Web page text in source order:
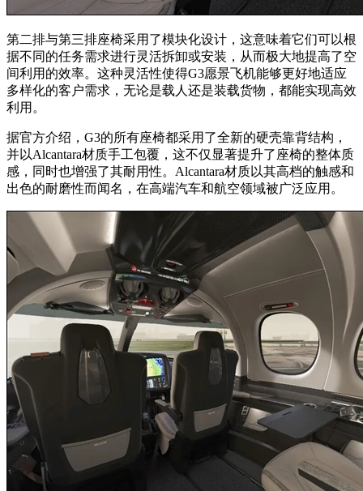
第二排与第三排座椅采用了模块化设计，这意味着它们可以根
据不同的任务需求进行灵活拆卸或安装，从而极大地提高了空
间利用的效率。这种灵活性使得G3愿景飞机能够更好地适应
多样化的客户需求，无论是载人还是装载货物，都能实现高效
利用。
据官方介绍，G3的所有座椅都采用了全新的硬壳靠背结构，
并以Alcantara材质手工包覆，这不仅显著提升了座椅的整体质
感，同时也增强了其耐用性。Alcantara材质以其高档的触感和
出色的耐磨性而闻名，在高端汽车和航空领域被广泛应用。